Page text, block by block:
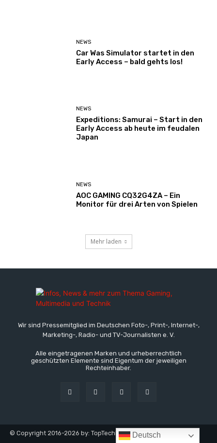
NEWS
Car Was Simulator startet in den
Early Access – bald gehts los!
NEWS
Expeditions: Samurai – Start in den
Early Access ab heute im feudalen
Japan
NEWS
AOC GAMING CQ32G4ZA – Ein
Monitor für drei Arten von Spielen
Mehr laden
Wir sind Pressemitglied im Deutschen Foto-, Print-, Internet-,
Marketing-, Radio- und TV-Journalisten e. V.
Alle eingetragenen Marken und urheberrechtlich
geschützten Elemente sind Eigentum der jeweiligen
Rechteinhaber.
© Copyright 2016-2026 by: TopTechNews.de - TopTech
Deutsch